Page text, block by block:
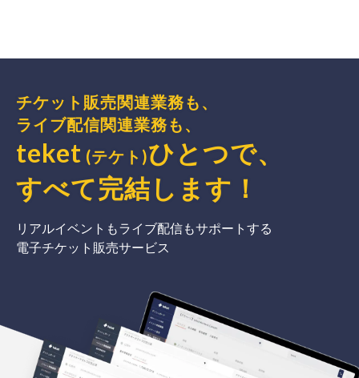
チケット販売関連業務も、
ライブ配信関連業務も、
teket (テケト)ひとつで、
すべて完結 します ！
リアルイベントもライブ配信もサポートする
電子チケット販売サービス